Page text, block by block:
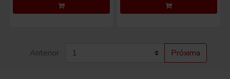
Anterior Próxima